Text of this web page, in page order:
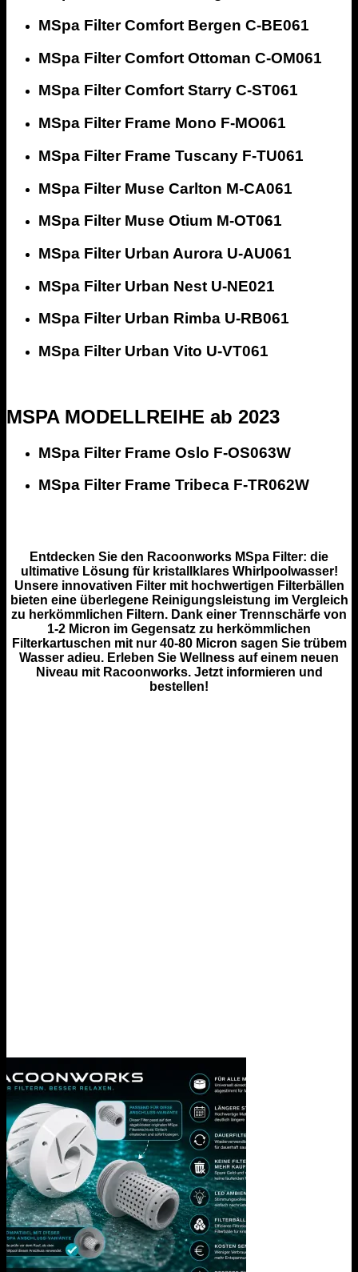
MSpa Filter Comfort Bergen C-BE061
MSpa Filter Comfort Ottoman C-OM061
MSpa Filter Comfort Starry C-ST061
MSpa Filter Frame Mono F-MO061
MSpa Filter Frame Tuscany F-TU061
MSpa Filter Muse Carlton M-CA061
MSpa Filter Muse Otium M-OT061
MSpa Filter Urban Aurora U-AU061
MSpa Filter Urban Nest U-NE021
MSpa Filter Urban Rimba U-RB061
MSpa Filter Urban Vito U-VT061
MSPA MODELLREIHE ab 2023
MSpa Filter Frame Oslo F-OS063W
MSpa Filter Frame Tribeca F-TR062W
Entdecken Sie den Racoonworks MSpa Filter: die
ultimative Lösung für kristallklares Whirlpoolwasser!
Unsere innovativen Filter mit hochwertigen Filterbällen
bieten eine überlegene Reinigungsleistung im Vergleich
zu herkömmlichen Filtern. Dank einer Trennschärfe von
1-2 Micron im Gegensatz zu herkömmlichen
Filterkartuschen mit nur 40-80 Micron sagen Sie trübem
Wasser adieu. Erleben Sie Wellness auf einem neuen
Niveau mit Racoonworks. Jetzt informieren und
bestellen!